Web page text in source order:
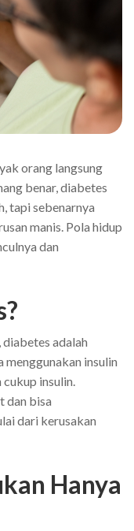
orang langsung
benar, diabetes
tapi sebenarnya
manis. Pola hidup
dan
, diabetes adalah
insulin
insulin.
dan bisa
dari kerusakan
Hanya